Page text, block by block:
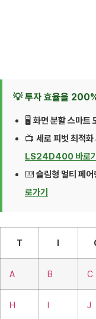
💡 투자 효율을
🖥️ 화면 분할 스마트
📺 세로 피벗 최적화
LS24D400 바로
⌨️ 슬림형 멀티 페어
로가기
T I
A B C
H I J